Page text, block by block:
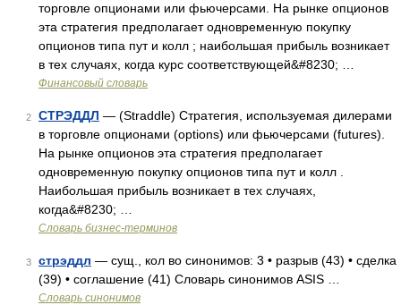
торговле опционами или фьючерсами. На рынке опционов
эта стратегия предполагает одновременную покупку
опционов типа пут и колл ; наибольшая прибыль возникает
в тех случаях, когда курс соответствующей&#8230; …
Финансовый словарь
2 СТРЭДДЛ — (Straddle) Стратегия, используемая дилерами
в торговле опционами (options) или фьючерсами (futures).
На рынке опционов эта стратегия предполагает
одновременную покупку опционов типа пут и колл .
Наибольшая прибыль возникает в тех случаях,
когда&#8230; …
Словарь бизнес-терминов
3 стрэддл — сущ., кол во синонимов: 3 • разрыв (43) • сделка
(39) • соглашение (41) Словарь синонимов ASIS …
Словарь синонимов